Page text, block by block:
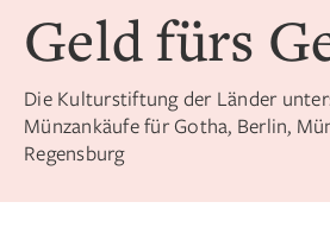
Geld fürs
Die Kulturstiftung der Länder
Münzankäufe für Gotha, Berlin,
Regensburg